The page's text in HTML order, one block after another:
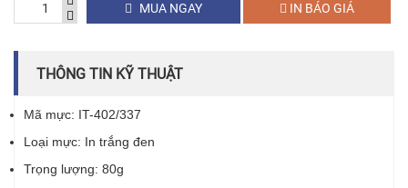
MUA NGAY
IN BÁO GIÁ
THÔNG TIN KỸ THUẬT
Mã mực: IT-402/337
Loại mực: In trắng đen
Trọng lượng: 80g